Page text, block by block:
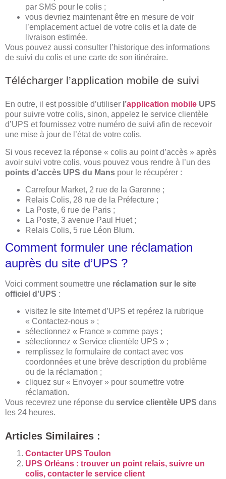
par SMS pour le colis ;
vous devriez maintenant être en mesure de voir
l’emplacement actuel de votre colis et la date de
livraison estimée.
Vous pouvez aussi consulter l’historique des informations
de suivi du colis et une carte de son itinéraire.
Télécharger l’application mobile de suivi
En outre, il est possible d’utiliser l’application mobile UPS
pour suivre votre colis, sinon, appelez le service clientèle
d’UPS et fournissez votre numéro de suivi afin de recevoir
une mise à jour de l’état de votre colis.
Si vous recevez la réponse « colis au point d’accès » après
avoir suivi votre colis, vous pouvez vous rendre à l’un des
points d’accès UPS du Mans pour le récupérer :
Carrefour Market, 2 rue de la Garenne ;
Relais Colis, 28 rue de la Préfecture ;
La Poste, 6 rue de Paris ;
La Poste, 3 avenue Paul Huet ;
Relais Colis, 5 rue Léon Blum.
Comment formuler une réclamation
auprès du site d’UPS ?
Voici comment soumettre une réclamation sur le site
officiel d’UPS :
visitez le site Internet d’UPS et repérez la rubrique
« Contactez-nous » ;
sélectionnez « France » comme pays ;
sélectionnez « Service clientèle UPS » ;
remplissez le formulaire de contact avec vos
coordonnées et une brève description du problème
ou de la réclamation ;
cliquez sur « Envoyer » pour soumettre votre
réclamation.
Vous recevrez une réponse du service clientèle UPS dans
les 24 heures.
Articles Similaires :
Contacter UPS Toulon
UPS Orléans : trouver un point relais, suivre un
colis, contacter le service client